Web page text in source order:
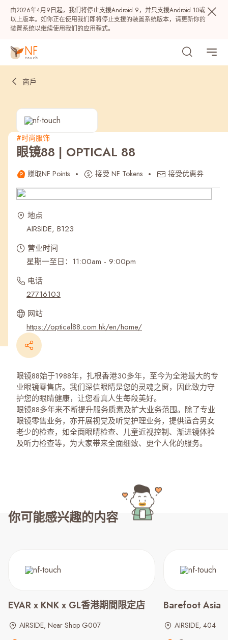
由2026年4月9日起，我们将停止支援Android 9，并只支援Android 10或
以上版本。如你正在使用我们即将停止支援的装置系统版本，请更新你的
装置系统以继续使用我们的应用程式。
热门
最近搜寻纪录
商戶
#时尚服饰
眼镜88 | OPTICAL 88
赚取NF Points 接受 NF Tokens 接受优惠券
地点
AIRSIDE, B123
营业时间
星期一至日：11:00am - 9:00pm
电话
27716103
网站
https://optical88.com.hk/en/home/
眼镜88始于1988年，扎根香港30多年，至今为全港最大的专
业眼镜零售店。我们深信眼睛是您的灵魂之窗，因此致力守
护您的眼睛健康，让您看真人生每段美好。
眼镜88多年来不断提升服务质素及扩大业务范围。除了专业
眼镜零售业务，亦开展视觉及听觉护理业务，提供适合男女
老少的检查，如全面眼睛检查、儿童近视控制、渐进镜体验
及听力检查等，为大家带来全面细致、更个人化的服务。
你可能感兴趣的内容
EVAR x KNK x GL香港期間限定店
AIRSIDE, Near Shop G007
Barefoot Asia
AIRSIDE, 404